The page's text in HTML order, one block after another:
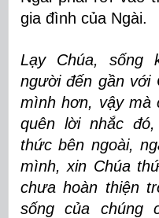
gia đình của Ngài.
Lạy Chúa, sống
người đến gần với
mình hơn, vậy mà
quên lời nhắc
thức bên ngoài,
mình, xin Chúa
chưa hoàn thiện
sống của chúng